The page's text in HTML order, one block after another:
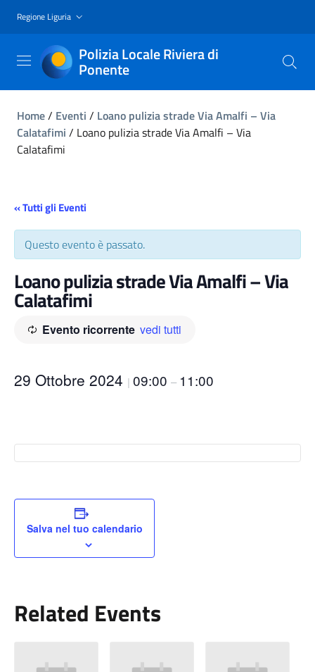
Regione Liguria
Polizia Locale Riviera di
Ponente
Home/ Eventi / Loano pulizia strade Via Amalfi – Via
Calatafimi / Loano pulizia strade Via Amalfi – Via
Calatafimi
« Tutti gli Eventi
Questo evento è passato.
Loano pulizia strade Via Amalfi – Via
Calatafimi
Evento ricorrente vedi tutti
29 Ottobre 2024 | 09:00 – 11:00
Salva nel tuo calendario
Related Events